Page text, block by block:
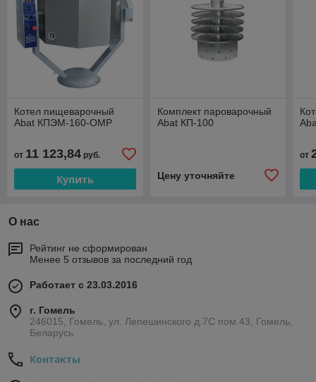
Котел пищеварочный
Abat КПЭМ-160-ОМР
от 11 123,84 руб.
Купить
Комплект пароварочный
Abat КП-100
Цену уточняйте
от
О нас
Рейтинг не сформирован
Менее 5 отзывов за последний год
Работает с 23.03.2016
г. Гомель
246015, Гомель, ул. Лепешинского д.7С пом.43, Гомель,
Беларусь
Контакты